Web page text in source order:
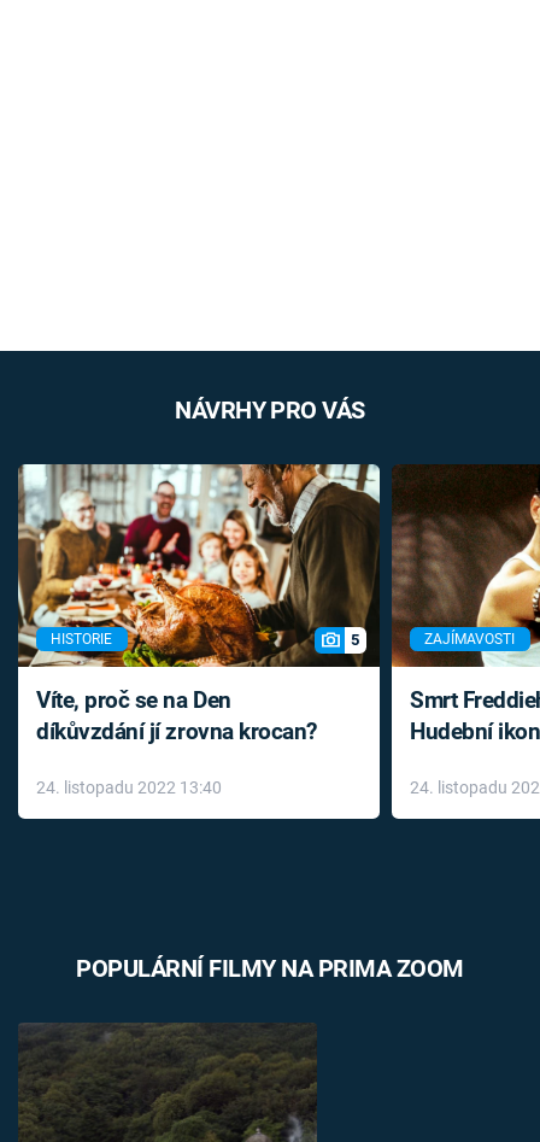
NÁVRHY PRO VÁS
HISTORIE 5
Víte, proč se na Den
díkůvzdání jí zrovna krocan?
24. listopadu 2022 13:40
ZAJÍMAVOSTI
Smrt
Hudební
léky
24. listopadu
POPULÁRNÍ FILMY NA PRIMA ZOOM